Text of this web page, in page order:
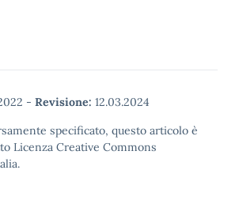
- Revisione: 12.03.2024
specificato, questo articolo è
Licenza Creative Commons